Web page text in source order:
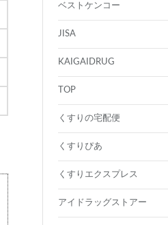
ベストケンコー
JISA
KAIGAIDRUG
TOP
くすりの宅配便
くすりぴあ
くすりエクスプレス
アイドラッグストアー